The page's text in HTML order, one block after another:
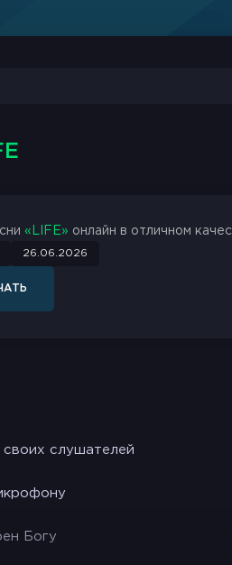
«LIFE» онлайн в отличном
26.06.2026
слушателей
Богу